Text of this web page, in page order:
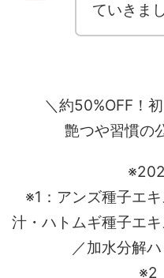
ていきま
＼約50%OFF！
艶つや習慣の
※1：アンズ種子エ
汁・ハトムギ種子エ
／加水分解
※2